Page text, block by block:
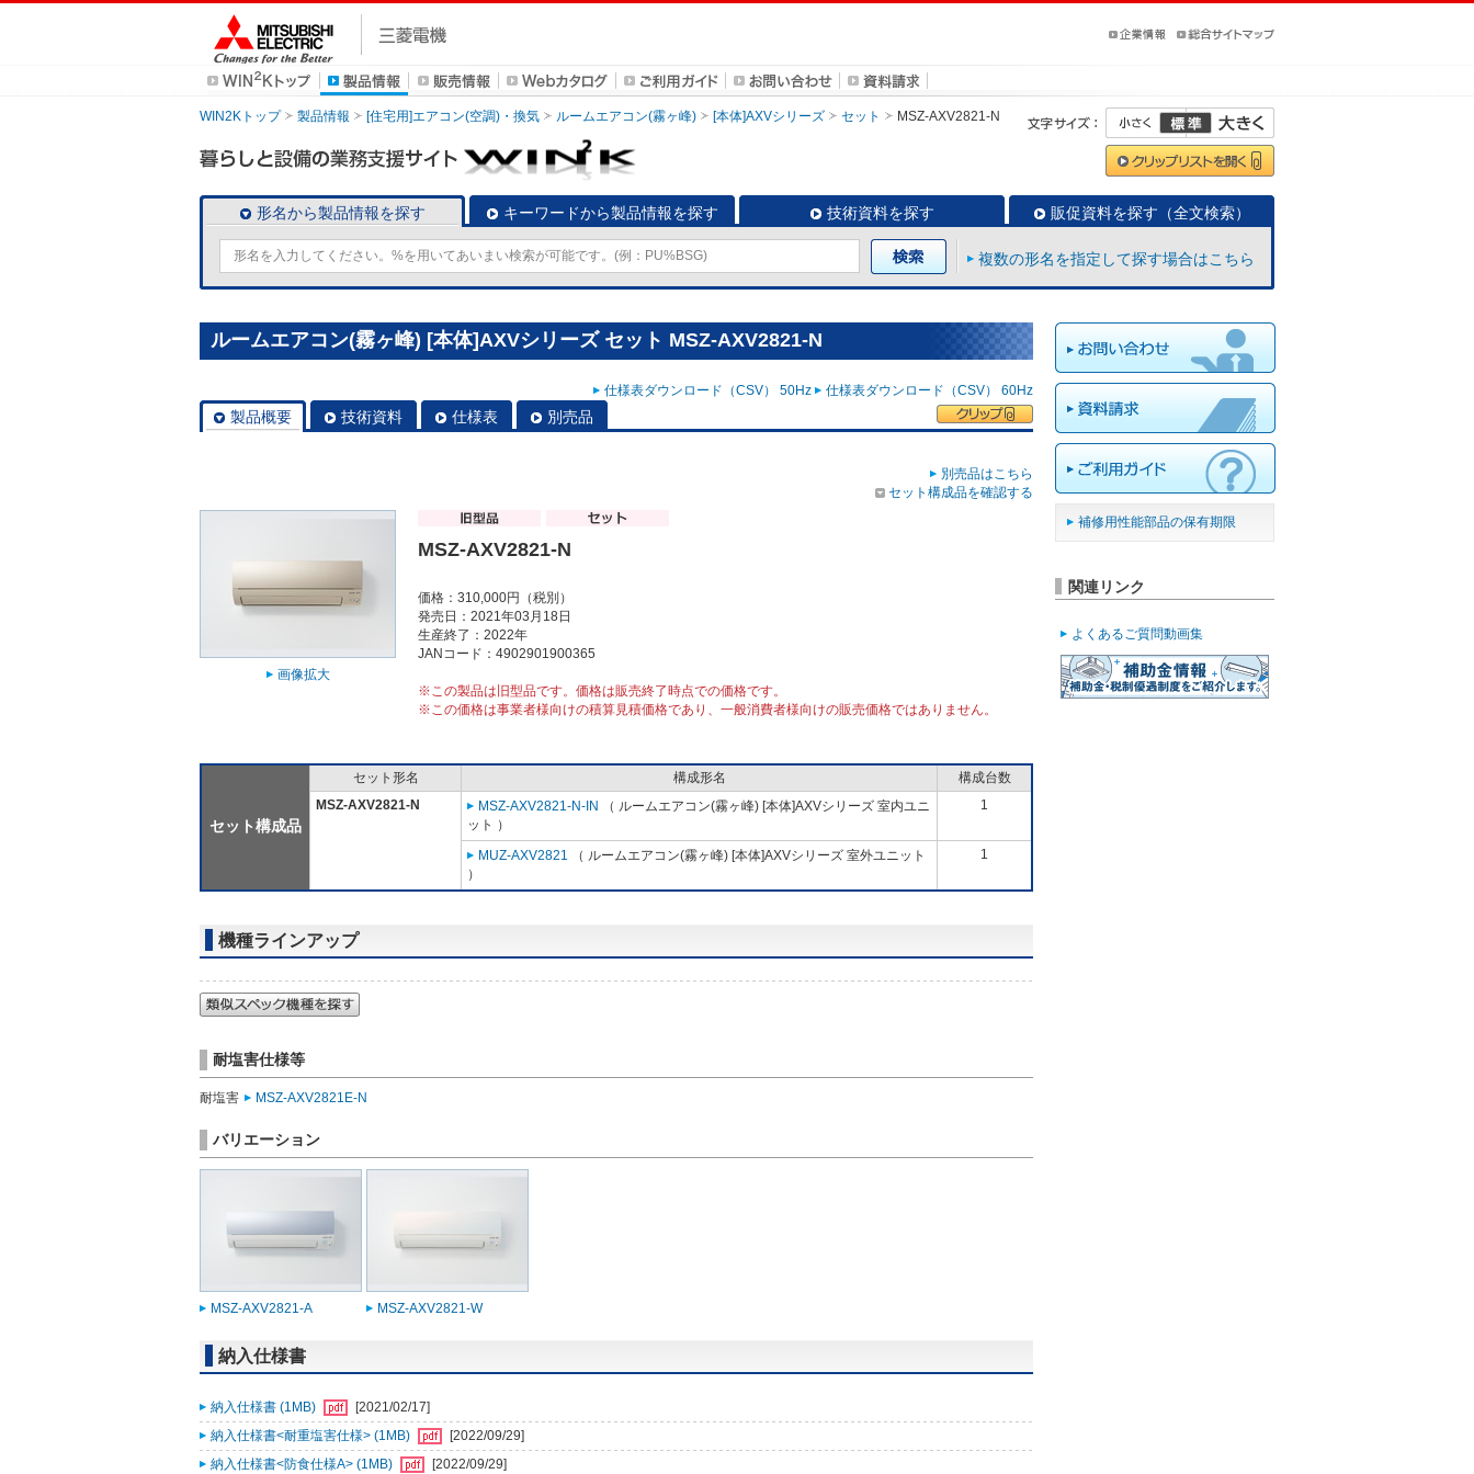
WIN2Kトップ 製品情報 [住宅用]エアコン(空調)・換気 ルームエアコン(霧ヶ峰) [本体]AXVシリーズ セット MSZ-AXV2821-N
形名から製品情報を探す キーワードから製品情報を探す 技術資料を探す 販促資料を探す（全文検索）
複数の形名を指定して探す場合はこちら
ルームエアコン(霧ヶ峰) [本体]AXVシリーズ セット MSZ-AXV2821-N
仕様表ダウンロード（CSV） 50Hz 仕様表ダウンロード（CSV） 60Hz
製品概要 技術資料 仕様表 別売品
別売品はこちら
セット構成品を確認する
画像拡大
MSZ-AXV2821-N
価格：310,000円（税別）
発売日：2021年03月18日
生産終了：2022年
JANコード：4902901900365
※この製品は旧型品です。価格は販売終了時点での価格です。
※この価格は事業者様向けの積算見積価格であり、一般消費者様向けの販売価格ではありません。
セット構成品
セット形名 構成形名
構成台数
MSZ-AXV2821-N
MSZ-AXV2821-N-IN
（ ルームエアコン(霧ヶ峰) [本体]AXVシリーズ 室内ユニ
ット ）
1
MUZ-AXV2821 （ ルームエアコン(霧ヶ峰) [本体]AXVシリーズ 室外ユニット
）
1
機種ラインアップ
耐塩害仕様等
耐塩害 MSZ-AXV2821E-N
バリエーション
MSZ-AXV2821-A MSZ-AXV2821-W
納入仕様書
納入仕様書 (1MB)
[2021/02/17]
納入仕様書<耐重塩害仕様> (1MB)
[2022/09/29]
納入仕様書<防食仕様A> (1MB)
[2022/09/29]
補修用性能部品の保有期限
関連リンク
よくあるご質問動画集